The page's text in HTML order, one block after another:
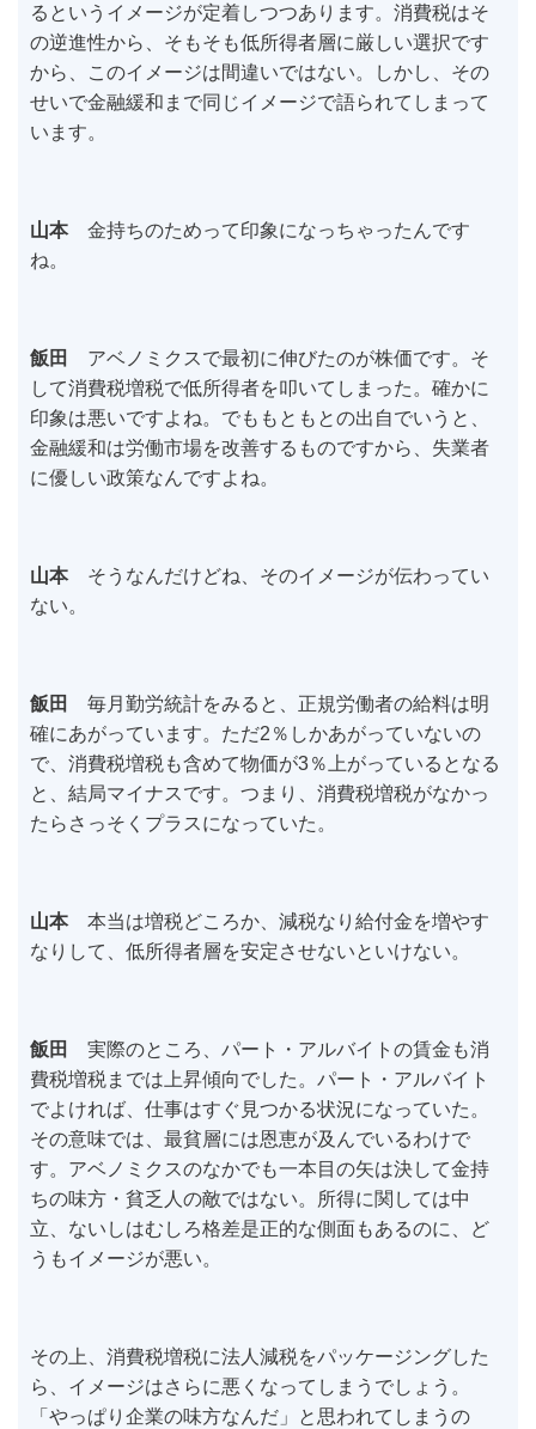
るというイメージが定着しつつあります。消費税はそ
の逆進性から、そもそも低所得者層に厳しい選択です
から、このイメージは間違いではない。しかし、その
せいで金融緩和まで同じイメージで語られてしまって
います。
山本金持ちのためって印象になっちゃったんです
ね。
飯田
アベノミクスで最初に伸びたのが株価です。そ
して消費税増税で低所得者を叩いてしまった。確かに
印象は悪いですよね。でももともとの出自でいうと、
金融緩和は労働市場を改善するものですから、失業者
に優しい政策なんですよね。
山本そうなんだけどね、そのイメージが伝わってい
ない。
飯田
毎月勤労統計をみると、正規労働者の給料は明
確にあがっています。ただ2％しかあがっていないの
で、消費税増税も含めて物価が3％上がっているとなる
と、結局マイナスです。つまり、消費税増税がなかっ
たらさっそくプラスになっていた。
山本本当は増税どころか、減税なり給付金を増やす
なりして、低所得者層を安定させないといけない。
飯田
実際のところ、パート・アルバイトの賃金も消
費税増税までは上昇傾向でした。パート・アルバイト
でよければ、仕事はすぐ見つかる状況になっていた。
その意味では、最貧層には恩恵が及んでいるわけで
す。アベノミクスのなかでも一本目の矢は決して金持
ちの味方・貧乏人の敵ではない。所得に関しては中
立、ないしはむしろ格差是正的な側面もあるのに、ど
うもイメージが悪い。
その上、消費税増税に法人減税をパッケージングした
ら、イメージはさらに悪くなってしまうでしょう。
「やっぱり企業の味方なんだ」と思われてしまうの